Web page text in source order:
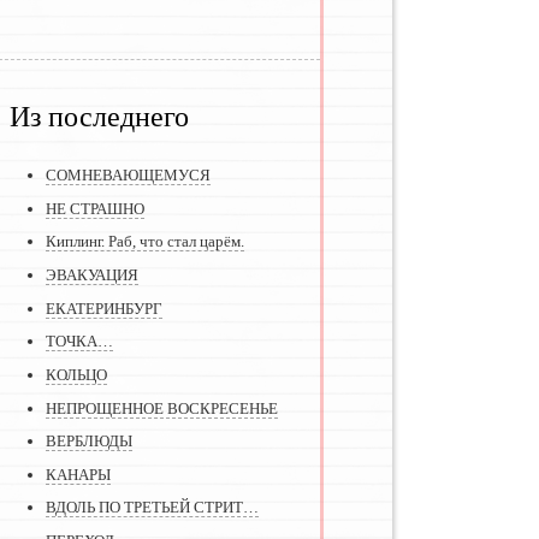
Из последнего
СОМНЕВАЮЩЕМУСЯ
НЕ СТРАШНО
Киплинг. Раб, что стал царём.
ЭВАКУАЦИЯ
ЕКАТЕРИНБУРГ
ТОЧКА…
КОЛЬЦО
НЕПРОЩЕННОЕ ВОСКРЕСЕНЬЕ
ВЕРБЛЮДЫ
КАНАРЫ
ВДОЛЬ ПО ТРЕТЬЕЙ СТРИТ…